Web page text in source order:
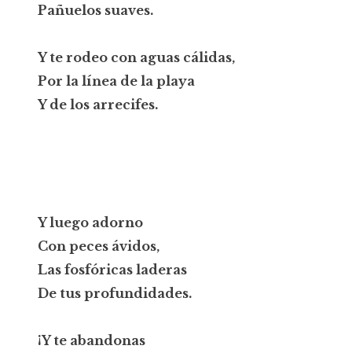
Pañuelos suaves.
Y te rodeo con aguas cálidas,
Por la línea de la playa
Y de los arrecifes.
Y luego adorno
Con peces ávidos,
Las fosfóricas laderas
De tus profundidades.
¡Y te abandonas